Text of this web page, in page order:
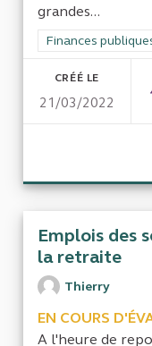
grandes...
Filtrer les
Finances
CRÉÉ LE
21/03/2022
Emplois des
la retraite
Thierry
EN COURS
A l'heure de